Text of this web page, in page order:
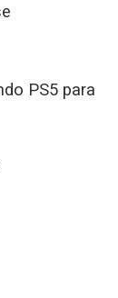
PS5 para